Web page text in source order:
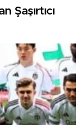
Şaşırtıcı